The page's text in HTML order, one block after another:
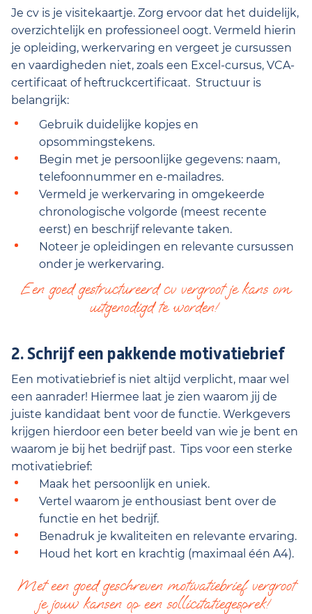
Je cv is je visitekaartje. Zorg ervoor dat het duidelijk,
overzichtelijk en professioneel oogt. Vermeld hierin
je opleiding, werkervaring en vergeet je cursussen
en vaardigheden niet, zoals een Excel-cursus, VCA-
certificaat of heftruckcertificaat. Structuur is
belangrijk:
Gebruik duidelijke kopjes en
opsommingstekens.
Begin met je persoonlijke gegevens: naam,
telefoonnummer en e-mailadres.
Vermeld je werkervaring in omgekeerde
chronologische volgorde (meest recente
eerst) en beschrijf relevante taken.
Noteer je opleidingen en relevante cursussen
onder je werkervaring.
Een goed gestructureerd cv vergroot je kans om
uitgenodigd te worden!
2. Schrijf een pakkende motivatiebrief
Een motivatiebrief is niet altijd verplicht, maar wel
een aanrader! Hiermee laat je zien waarom jij de
juiste kandidaat bent voor de functie. Werkgevers
krijgen hierdoor een beter beeld van wie je bent en
waarom je bij het bedrijf past. Tips voor een sterke
motivatiebrief:
Maak het persoonlijk en uniek.
Vertel waarom je enthousiast bent over de
functie en het bedrijf.
Benadruk je kwaliteiten en relevante ervaring.
Houd het kort en krachtig (maximaal één A4).
Met een goed geschreven motivatiebrief vergroot
je jouw kansen op een sollicitatiegesprek!